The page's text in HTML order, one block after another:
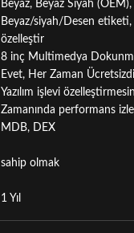
Beyaz, Beyaz Siyah
Beyaz/siyah/Desen etiketi,
özelleştir
8 inç Multimedya
Evet, Her Zaman
Yazılım işlevi
Zamanında performans
MDB, DEX
sahip olmak
1 Yıl